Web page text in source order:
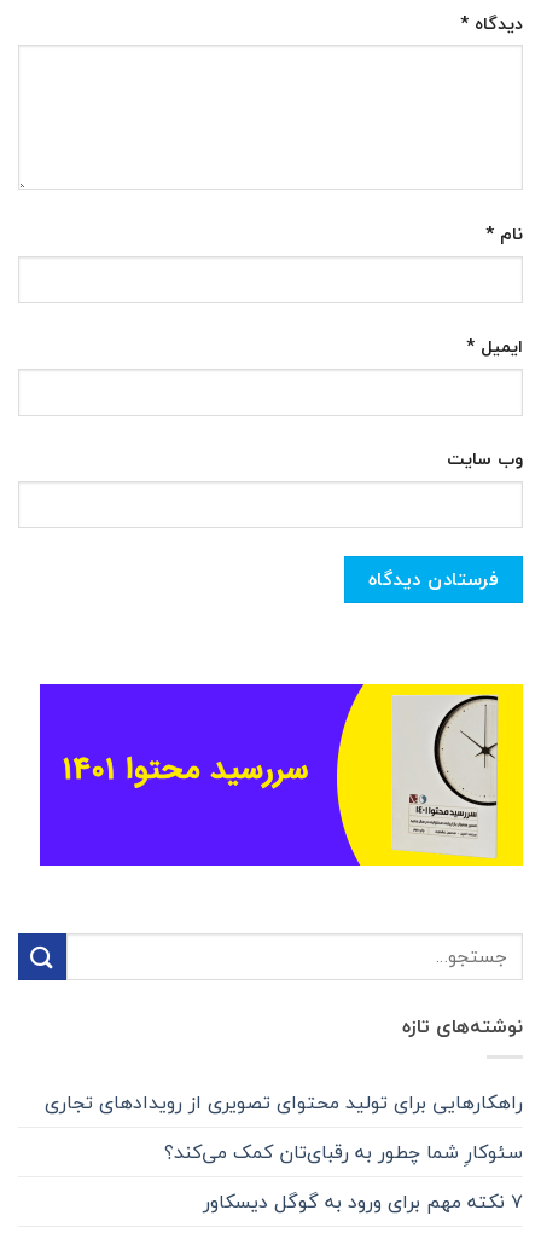
دیدگاه *
نام *
ایمیل *
وب‌ سایت
نوشته‌های تازه
راهکارهایی برای تولید محتوا‌ی تصویری از رویدادهای تجاری
سئوکارِ شما چطور به رقبای‌تان کمک می‌کند؟
۷ نکته مهم برای ورود به گوگل دیسکاور